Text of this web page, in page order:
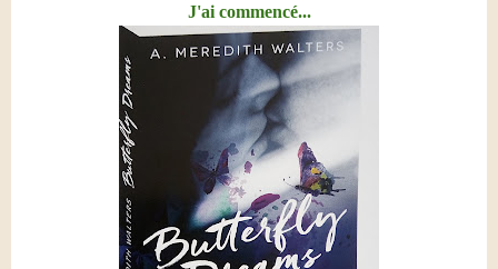
J'ai commencé...